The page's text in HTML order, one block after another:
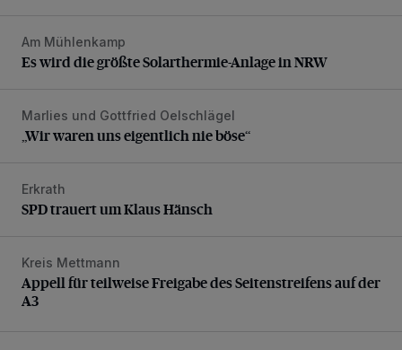
Es wird die größte Solarthermie-Anlage in NRW
Am Mühlenkamp
Es wird die größte Solarthermie-Anlage in NRW
„Wir waren uns eigentlich nie böse“
Marlies und Gottfried Oelschlägel
„Wir waren uns eigentlich nie böse“
SPD trauert um Klaus Hänsch
Erkrath
SPD trauert um Klaus Hänsch
Appell für teilweise Freigabe des Seitenstreifens auf der A3
Kreis Mettmann
Appell für teilweise Freigabe des Seitenstreifens auf der
A3